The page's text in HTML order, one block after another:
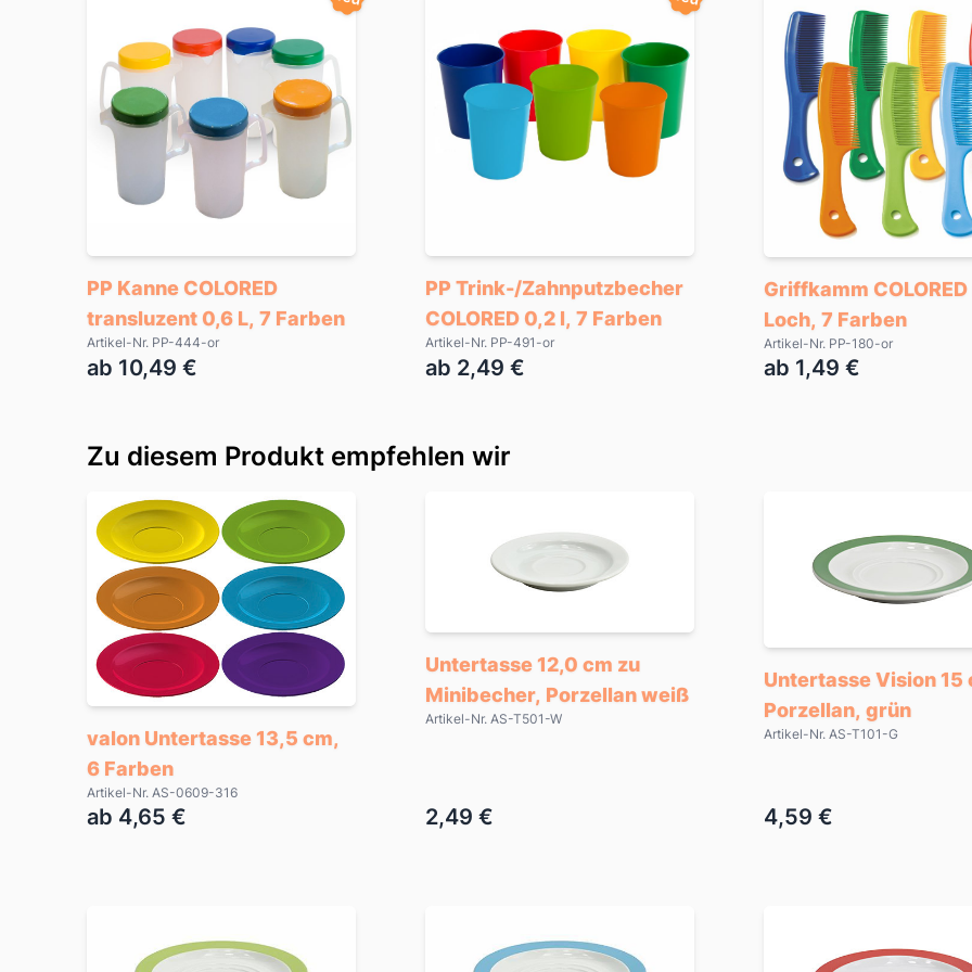
PP Kanne COLORED
transluzent 0,6 L, 7 Farben
Artikel-Nr. PP-444-or
ab 10,49 €
PP Trink-/Zahnputzbecher
COLORED 0,2 l, 7 Farben
Artikel-Nr. PP-491-or
ab 2,49 €
Griffkamm
Loch, 7 Farben
Artikel-Nr. PP-180-or
ab 1,49 €
Zu diesem Produkt empfehlen wir
valon Untertasse 13,5 cm,
6 Farben
Artikel-Nr. AS-0609-316
ab 4,65 €
Untertasse 12,0 cm zu
Minibecher, Porzellan weiß
Artikel-Nr. AS-T501-W
2,49 €
Untertasse Vision 15
Porzellan, grün
Artikel-Nr. AS-T101-G
4,59 €